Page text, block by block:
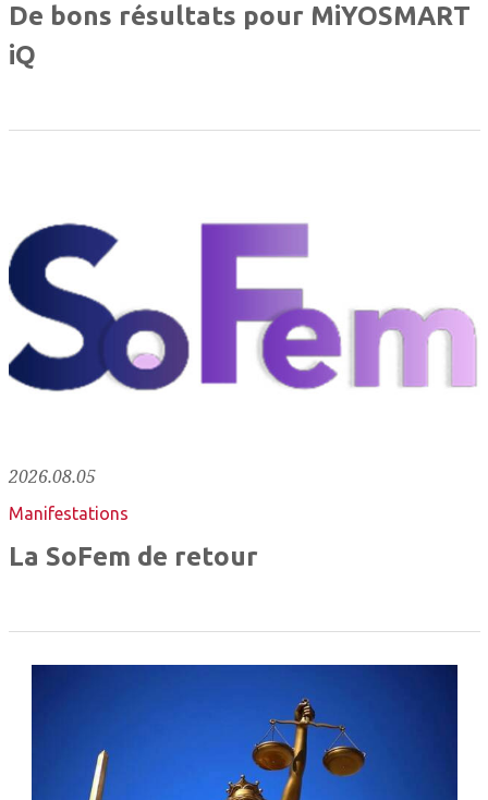
De bons résultats pour MiYOSMART
iQ
2026.08.05
Manifestations
La SoFem de retour